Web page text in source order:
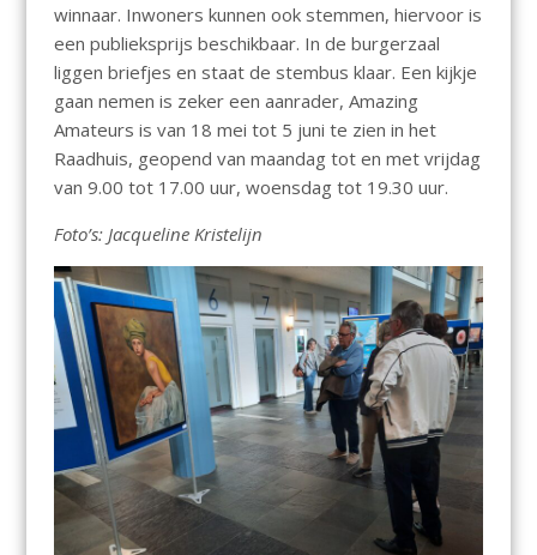
winnaar. Inwoners kunnen ook stemmen, hiervoor is
een publieksprijs beschikbaar. In de burgerzaal
liggen briefjes en staat de stembus klaar. Een kijkje
gaan nemen is zeker een aanrader, Amazing
Amateurs is van 18 mei tot 5 juni te zien in het
Raadhuis, geopend van maandag tot en met vrijdag
van 9.00 tot 17.00 uur, woensdag tot 19.30 uur.
Foto’s: Jacqueline Kristelijn